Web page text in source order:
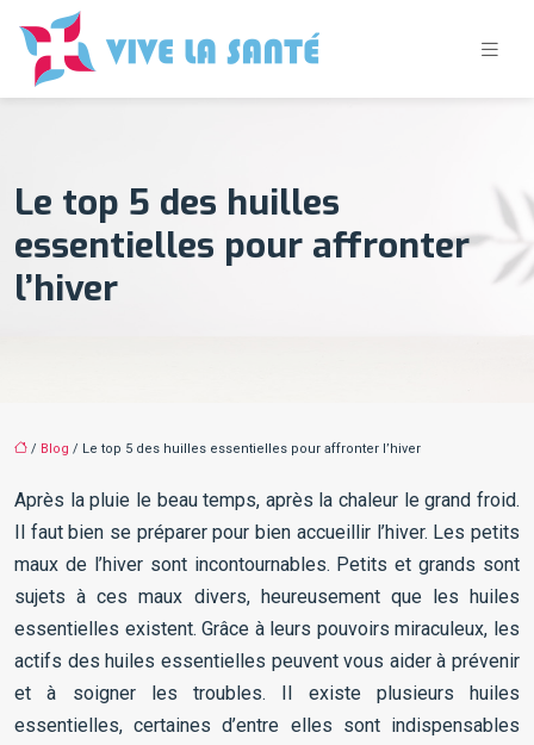
Le top 5 des huilles
essentielles pour affronter
l’hiver
/ Blog / Le top 5 des huilles essentielles pour affronter l’hiver
Après la pluie le beau temps, après la chaleur le grand froid.
Il faut bien se préparer pour bien accueillir l’hiver. Les petits
maux de l’hiver sont incontournables. Petits et grands sont
sujets à ces maux divers, heureusement que les huiles
essentielles existent. Grâce à leurs pouvoirs miraculeux, les
actifs des huiles essentielles peuvent vous aider à prévenir
et à soigner les troubles. Il existe plusieurs huiles
essentielles, certaines d’entre elles sont indispensables